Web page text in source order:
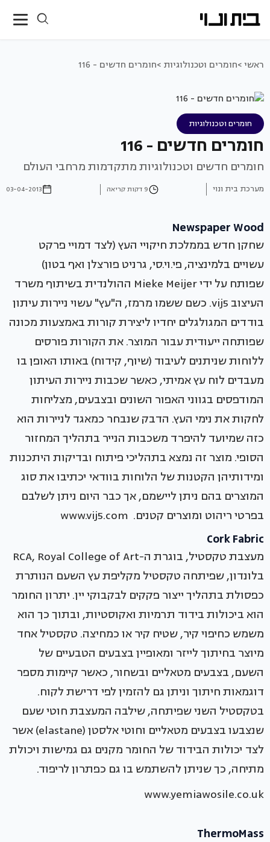
ראשי >חומרים וטכנולוגיות >חומרים חדשים - 116
חומרים וטכנולוגיות
חומרים חדשים - 116
חומרים חדשים וטכנולוגיות מתקדמות מרחבי העולם
מערכת בית ונוי 9 דקות קריאה 03-04-2013
Newspaper Wood
שחקן חדש בממלכת חיקויי העץ (לצד דמויי פרקט
עשויים בלמינציה, פי.וי.סי, גרניט פורצלן ואף בטון)
שפותח על ידי Mieke Meijer ההולנדית בשיתוף משרד
העיצוב vij5. כשם ששמו מרמז, ה"עץ" עשוי ניירות עיתון
בודדים המגולגלים יחדיו ליצירת קורות באמצעות מכונה
שפותחה ייעודית עבור המוצר. את הקורות פורסים
ללוחות שניתנים לעיבוד (שיוף, קידוח) באותו האופן בו
מעבדים לוח עץ אמיתי, כאשר שכבות ניירות העיתון
המודפסים בגווני האפור השונים ובצבעים, מצליחות
לחקות את נימי העץ. הדבק שנבחר כמאגד לניירות הוא
כזה שמיועד להיפרד משכבות הנייר בתהליך המחזור
הסופי. מוצר זה נמצא בתהליכי פיתוח ובדיקות היתכנות
ומידותיהן הקטנות של הלוחות בוודאי יכתיבו את סוג
המוצרים בהם ניתן ליישמם, אך כבר היום ניתן לשלבם
בפרטי ריהוט ומוצרים קטנים. www.vij5.com
Cork Fabric
מעצבת טקסטיל, בוגרת ה-RCA, Royal College of Art
בלונדון, שפיתחה טקסטיל מקליפת עץ השעם הנותרת
כפסולת בתהליך ייצור פקקים לבקבוקי יין. יתרון החומר
הוא ביכולות בידוד תרמיות ואקוסטיות, ובתוך כך הוא
משמש כחיפוי קיר, שטיח קיר או כמחיצה. טקסטיל אחד
מיוצר בחיתוך לייזר ומאופיין בצבעים הטבעיים של
השעם, בצבעים מטאליים ובשחור, כאשר קיימות מספר
דוגמאות חיתוך וניתן גם להזמין לפי דרישת לקוח.
בטקסטיל השני שפיתחה, שילבה המעצבת חוטי שעם
שנצבעו בצבעים מטאליים וחוטי אלסטן (elastane) אשר
לצד יכולות הבידוד של החומר מקנים גם גמישות ויכולת
מתיחה, כך שניתן להשתמש בו גם כפתרון לריפוד.
www.yemiawosile.co.uk
ThermoMass